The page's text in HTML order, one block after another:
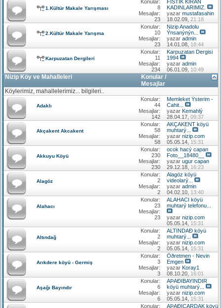
1.Kültür Makale Yarışması
Konular:
8
Mesajlar:
23
FISTIK KIRAN
KADINLARIMIZ.
yazar mustafasahin
18.02.09, 21:18
2.Kültür Makale Yarışma
Konular:
10
Mesajlar:
23
Nizip Anadolu
Ýnsanýnýn...
yazar admin
14.01.08, 18:44
Karpuzatan Dergileri
Konular:
11
Mesajlar:
234
Karpuzatan Dergisi
1994
yazar admin
06.01.09, 10:49
Nizip Köy ve Mahalleleri
Konular /
Mesajlar
Köylerimiz, mahallelerimiz... bilgileri..
Adaklı
Konular:
44
Mesajlar:
142
Memleket Ýsterim -
Cahit...
yazar Kemahlý
28.04.17, 09:37
Akçakent Akcakent
Konular:
58
Mesajlar:
58
AKÇAKENT köyü
muhtarý...
yazar nizip.com
05.05.14, 15:31
Akkuyu Köyü
Konular:
230
Mesajlar:
230
ocok hacý capan
Foto__18480__
yazar ugur capan
29.12.18, 16:23
Alagöz
Konular:
2
Mesajlar:
2
Alagöz köyü
videolarý...
yazar admin
04.02.10, 13:40
Alahacı
Konular:
23
Mesajlar:
23
ALAHACI köyü
muhtarý telefonu...
yazar nizip.com
05.05.14, 15:31
Altındağ
Konular:
2
Mesajlar:
2
ALTINDAÐ köyü
muhtarý...
yazar nizip.com
05.05.14, 15:31
Arıkdere köyü - Germiş
Konular:
3
Mesajlar:
3
Öðretmen - Nevin
Emgen
yazar Koray1
08.10.20, 16:01
Aşağı Bayındır
Konular:
6
Mesajlar:
6
AÞAÐIBAYINDIR
köyü muhtarý...
yazar nizip.com
05.05.14, 15:31
Konular:
AÞAÐIÇARDAK köyü